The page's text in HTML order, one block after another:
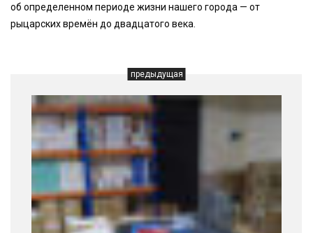
об определенном периоде жизни нашего города — от
рыцарских времён до двадцатого века.
предыдущая